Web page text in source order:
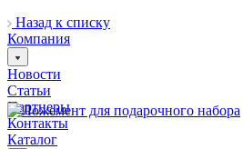
Назад к списку
Компания
Новости
Статьи
Партнеры
Контакты
Каталог